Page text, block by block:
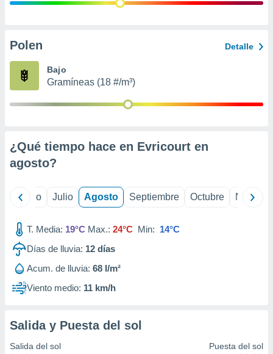
e
publicidad
Polen Detalle
Bajo
Gramíneas (18 #/m³)
¿Qué tiempo hace en Evricourt en
agosto?
Junio Julio Agosto Septiembre Octubre
T. Media: 19°C Max.: 24°C Min: 14°C
Días de lluvia: 12 días
Acum. de lluvia: 68 l/m²
Viento medio: 11 km/h
Salida y Puesta del sol
Salida del sol Puesta del sol